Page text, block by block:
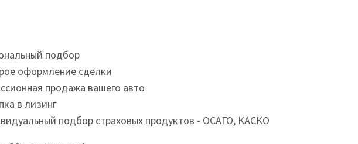
подбор
оформление сделки
продажа вашего авто
в лизинг
подбор страховых продуктов - ОСАГО, КАСКО